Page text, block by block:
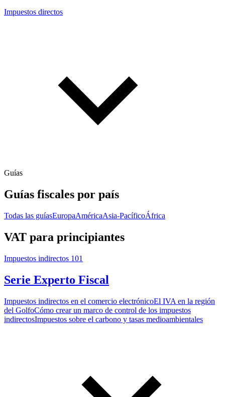
Impuestos directos
Guías
Guías fiscales por país
Todas las guíasEuropaAméricaAsia-PacíficoÁfrica
VAT para principiantes
Impuestos indirectos 101
Serie Experto Fiscal
Impuestos indirectos en el comercio electrónicoEl IVA en la región
del GolfoCómo crear un marco de control de los impuestos
indirectosImpuestos sobre el carbono y tasas medioambientales